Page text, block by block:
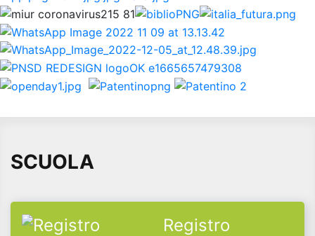
SCUOLA
Registro